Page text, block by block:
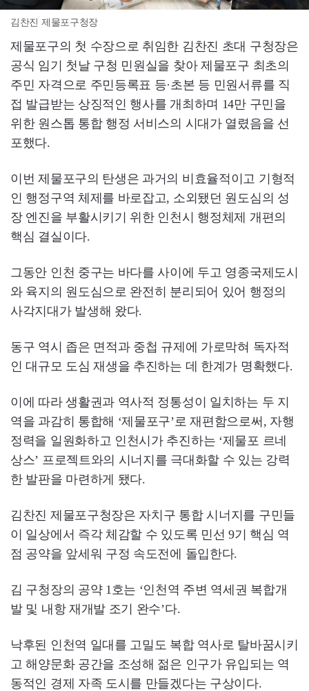
김찬진 제물포구청장
제물포구의 첫 수장으로 취임한 김찬진 초대 구청장은
공식 임기 첫날 구청 민원실을 찾아 제물포구 최초의
주민 자격으로 주민등록표 등·초본 등 민원서류를 직
접 발급받는 상징적인 행사를 개최하며 14만 구민을
위한 원스톱 통합 행정 서비스의 시대가 열렸음을 선
포했다.
이번 제물포구의 탄생은 과거의 비효율적이고 기형적
인 행정구역 체제를 바로잡고, 소외됐던 원도심의 성
장 엔진을 부활시키기 위한 인천시 행정체제 개편의
핵심 결실이다.
그동안 인천 중구는 바다를 사이에 두고 영종국제도시
와 육지의 원도심으로 완전히 분리되어 있어 행정의
사각지대가 발생해 왔다.
동구 역시 좁은 면적과 중첩 규제에 가로막혀 독자적
인 대규모 도심 재생을 추진하는 데 한계가 명확했다.
이에 따라 생활권과 역사적 정통성이 일치하는 두 지
역을 과감히 통합해 ‘제물포구’로 재편함으로써, 자행
정력을 일원화하고 인천시가 추진하는 ‘제물포 르네
상스’ 프로젝트와의 시너지를 극대화할 수 있는 강력
한 발판을 마련하게 됐다.
김찬진 제물포구청장은 자치구 통합 시너지를 구민들
이 일상에서 즉각 체감할 수 있도록 민선 9기 핵심 역
점 공약을 앞세워 구정 속도전에 돌입한다.
김 구청장의 공약 1호는 ‘인천역 주변 역세권 복합개
발 및 내항 재개발 조기 완수’다.
낙후된 인천역 일대를 고밀도 복합 역사로 탈바꿈시키
고 해양문화 공간을 조성해 젊은 인구가 유입되는 역
동적인 경제 자족 도시를 만들겠다는 구상이다.